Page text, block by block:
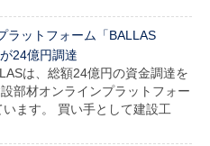
ラットフォーム「BALLAS
24億円調達
は、総額24億円の資金調達を
部材オンラインプラットフォー
ます。 買い手として建設工